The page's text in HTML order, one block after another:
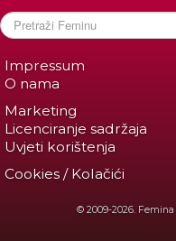
Impressum
O nama
Marketing
Licenciranje sadržaja
Uvjeti korištenja
Cookies / Kolačići
© 2009-2026.